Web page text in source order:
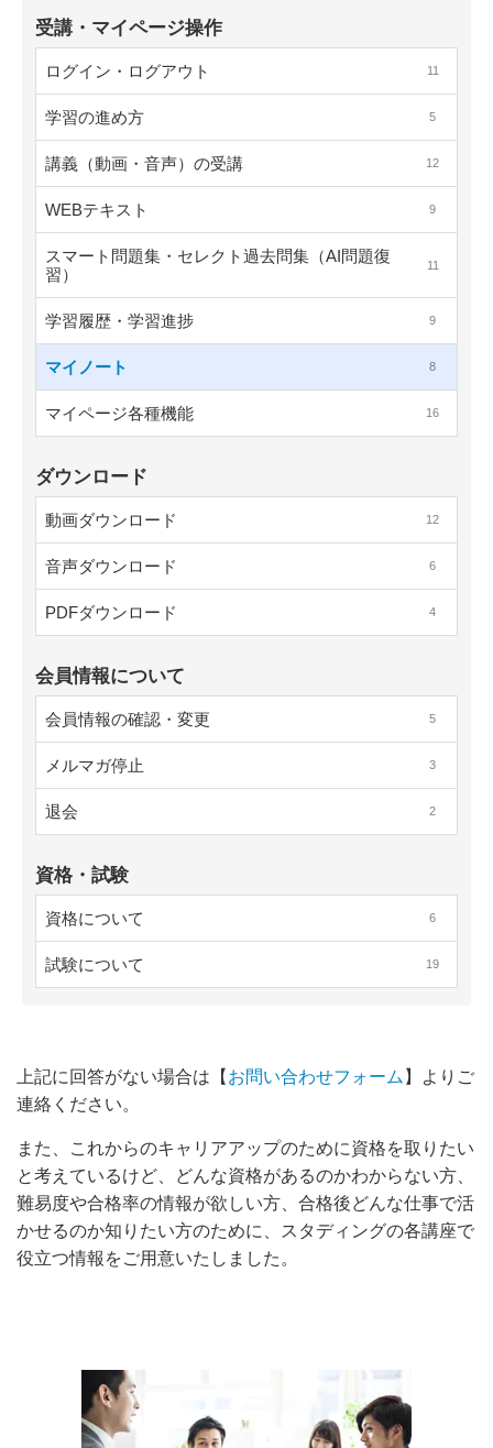
受講・マイページ操作
ログイン・ログアウト 11
学習の進め方 5
講義（動画・音声）の受講 12
WEBテキスト 9
スマート問題集・セレクト過去問集（AI問題復
習）
11
学習履歴・学習進捗 9
マイノート 8
マイページ各種機能 16
ダウンロード
動画ダウンロード 12
音声ダウンロード 6
PDFダウンロード 4
会員情報について
会員情報の確認・変更 5
メルマガ停止 3
退会 2
資格・試験
資格について 6
試験について 19
上記に回答がない場合は【 お問い合わせフォーム 】
よりご
連絡ください。
また、これからのキャリアアップのために資格を取りたい
と考えているけど、どんな資格があるのかわからない方、
難易度や合格率の情報が欲しい方、合格後どんな仕事で活
かせるのか知りたい方のために、スタディングの各講座で
役立つ情報をご用意いたしました。